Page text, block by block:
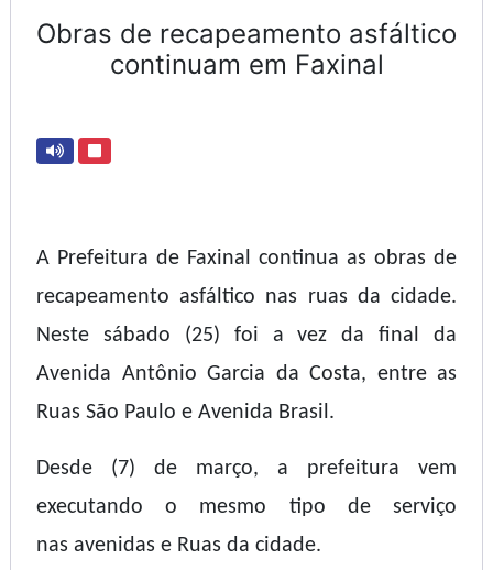
Obras de recapeamento asfáltico
continuam em Faxinal
A Prefeitura de Faxinal continua as obras de
recapeamento asfáltico nas ruas da cidade.
Neste sábado (25) foi a vez da final da
Avenida Antônio Garcia da Costa, entre as
Ruas São Paulo e Avenida Brasil.
Desde (7) de março, a prefeitura vem
executando o mesmo tipo de serviço
nas avenidas e Ruas da cidade.